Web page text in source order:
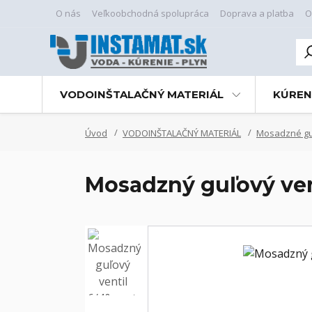
O nás Veľkoobchodná spolupráca Doprava a platba
VODOINŠTALAČNÝ MATERIÁL
Úvod VODOINŠTALAČNÝ MATERIÁL Mosadzné
Mosadzný guľový